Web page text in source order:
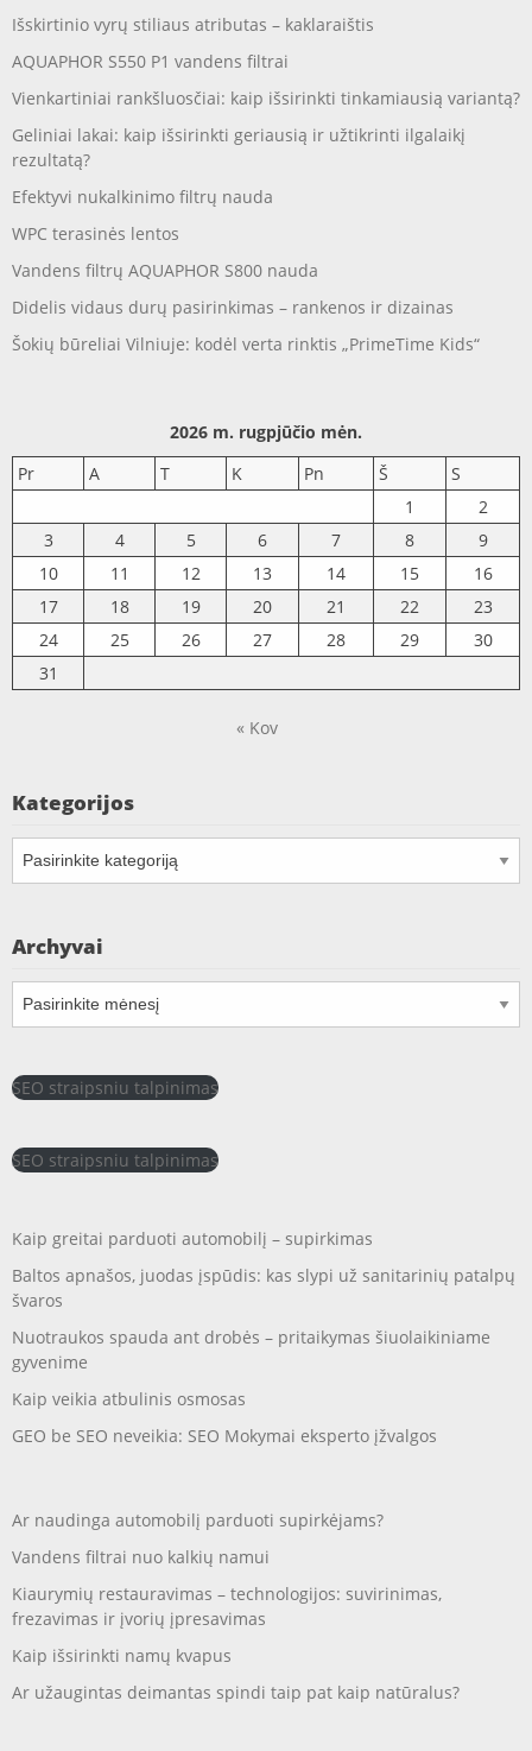
Išskirtinio vyrų stiliaus atributas – kaklaraištis
AQUAPHOR S550 P1 vandens filtrai
Vienkartiniai rankšluosčiai: kaip išsirinkti tinkamiausią variantą?
Geliniai lakai: kaip išsirinkti geriausią ir užtikrinti ilgalaikį
rezultatą?
Efektyvi nukalkinimo filtrų nauda
WPC terasinės lentos
Vandens filtrų AQUAPHOR S800 nauda
Didelis vidaus durų pasirinkimas – rankenos ir dizainas
Šokių būreliai Vilniuje: kodėl verta rinktis „PrimeTime Kids“
2026 m. rugpjūčio mėn.
Pr
A T K Pn Š
S
1
2
3
4 5 6 7 8
9
10
11 12 13 14 15
16
17
18 19 20 21 22
23
24
25 26 27 28 29
30
31
« Kov
Kategorijos
Archyvai
SEO straipsniu talpinimas
SEO straipsniu talpinimas
Kaip greitai parduoti automobilį – supirkimas
Baltos apnašos, juodas įspūdis: kas slypi už sanitarinių patalpų
švaros
Nuotraukos spauda ant drobės – pritaikymas šiuolaikiniame
gyvenime
Kaip veikia atbulinis osmosas
GEO be SEO neveikia: SEO Mokymai eksperto įžvalgos
Ar naudinga automobilį parduoti supirkėjams?
Vandens filtrai nuo kalkių namui
Kiaurymių restauravimas – technologijos: suvirinimas,
frezavimas ir įvorių įpresavimas
Kaip išsirinkti namų kvapus
Ar užaugintas deimantas spindi taip pat kaip natūralus?